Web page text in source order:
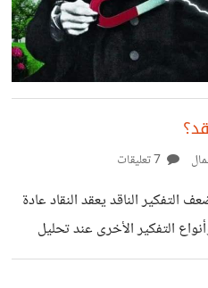
التفكير الناقد يعقد النقاد عادة
التفكير الأخرى عند تحليل
أنواع التفكير تختلف باختلاف